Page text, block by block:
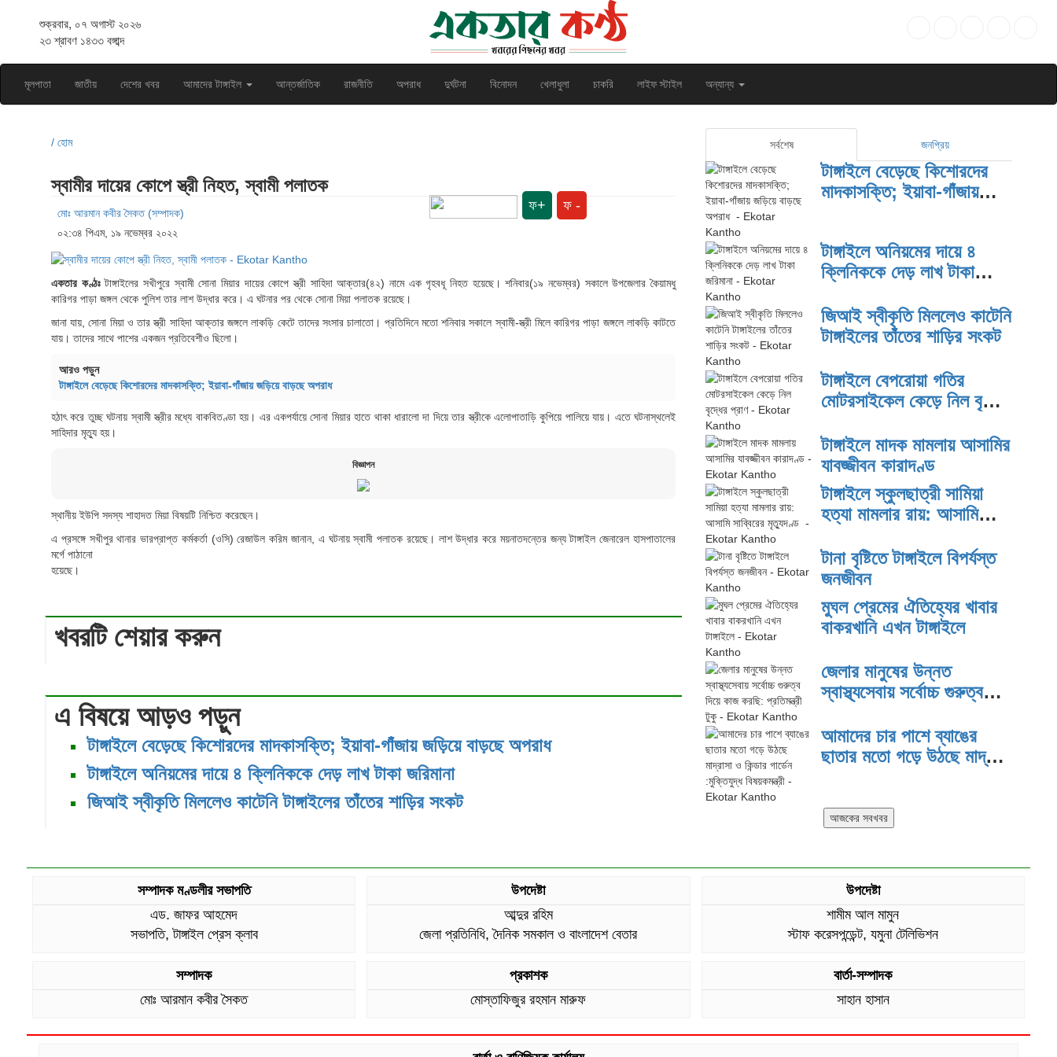
শুক্রবার, ০৭ অগাস্ট ২০২৬
২৩ শ্রাবণ ১৪৩৩ বঙ্গাব্দ
মূলপাতা জাতীয় দেশের খবর আমাদের টাঙ্গাইল আন্তর্জাতিক রাজনীতি অপরাধ দুর্ঘটনা বিনোদন খেলাধুলা চাকরি লাইফ স্টাইল অন্যান্য
/ হোম
স্বামীর দায়ের কোপে স্ত্রী নিহত, স্বামী পলাতক
মোঃ আরমান কবীর সৈকত (সম্পাদক)
০২:৩৪ পিএম, ১৯ নভেম্বর ২০২২
ফ+ ফ -
একতার কণ্ঠঃটাঙ্গাইলের সখীপুরে স্বামী সোনা মিয়ার দায়ের কোপে স্ত্রী সাহিদা আক্তার(৪২) নামে এক গৃহবধূ নিহত হয়েছে। শনিবার(১৯ নভেম্বর) সকালে উপজেলার কৈয়ামধু
কারিগর পাড়া জঙ্গল থেকে পুলিশ তার লাশ উদ্ধার করে। এ ঘটনার পর থেকে সোনা মিয়া পলাতক রয়েছে।
জানা যায়, সোনা মিয়া ও তার স্ত্রী সাহিদা আক্তার জঙ্গলে লাকড়ি কেটে তাদের সংসার চালাতো। প্রতিদিনে মতো শনিবার সকালে স্বামী-স্ত্রী মিলে কারিগর পাড়া জঙ্গলে লাকড়ি কাটতে
যায়। তাদের সাথে পাশের একজন প্রতিবেশীও ছিলো।
আরও পড়ুন
টাঙ্গাইলে বেড়েছে কিশোরদের মাদকাসক্তি; ইয়াবা-গাঁজায় জড়িয়ে বাড়ছে অপরাধ
হঠাৎ করে তুচ্ছ ঘটনায় স্বামী স্ত্রীর মধ্যে বাকবিতণ্ডা হয়। এর একপর্যায়ে সোনা মিয়ার হাতে থাকা ধারালো দা দিয়ে তার স্ত্রীকে এলোপাতাড়ি কুপিয়ে পালিয়ে যায়। এতে ঘটনাস্থলেই
সাহিদার মৃত্যু হয়।
বিজ্ঞাপন
স্থানীয় ইউপি সদস্য শাহাদত মিয়া বিষয়টি নিশ্চিত করেছেন।
এ প্রসঙ্গে সখীপুর থানার ভারপ্রাপ্ত কর্মকর্তা (ওসি) রেজাউল করিম জানান, এ ঘটনায় স্বামী পলাতক রয়েছে। লাশ উদ্ধার করে ময়নাতদন্তের জন্য টাঙ্গাইল জেনারেল হাসপাতালের
মর্গে পাঠানো
হয়েছে।
খবরটি শেয়ার করুন
এ বিষয়ে আড়ও পড়ুন
টাঙ্গাইলে বেড়েছে কিশোরদের মাদকাসক্তি; ইয়াবা-গাঁজায় জড়িয়ে বাড়ছে অপরাধ
টাঙ্গাইলে অনিয়মের দায়ে ৪ ক্লিনিককে দেড় লাখ টাকা জরিমানা
জিআই স্বীকৃতি মিললেও কাটেনি টাঙ্গাইলের তাঁতের শাড়ির সংকট
সর্বশেষ জনপ্রিয়
টাঙ্গাইলে বেড়েছে কিশোরদের
মাদকাসক্তি; ইয়াবা-গাঁজায়
টাঙ্গাইলে অনিয়মের দায়ে ৪
ক্লিনিককে দেড় লাখ টাকা
জিআই স্বীকৃতি মিললেও কাটেনি
টাঙ্গাইলের তাঁতের শাড়ির সংকট
টাঙ্গাইলে বেপরোয়া গতির
মোটরসাইকেল কেড়ে নিল বৃদ্ধের
টাঙ্গাইলে মাদক মামলায় আসামির
যাবজ্জীবন কারাদণ্ড
টাঙ্গাইলে স্কুলছাত্রী সামিয়া
হত্যা মামলার রায়: আসামি
টানা বৃষ্টিতে টাঙ্গাইলে বিপর্যস্ত
জনজীবন
মুঘল প্রেমের ঐতিহ্যের খাবার
বাকরখানি এখন টাঙ্গাইলে
জেলার মানুষের উন্নত
স্বাস্থ্যসেবায় সর্বোচ্চ গুরুত্ব
আমাদের চার পাশে ব্যাঙের
ছাতার মতো গড়ে উঠছে মাদ্রাসা
সম্পাদক মণ্ডলীর সভাপতি
এড. জাফর আহমেদ
সভাপতি, টাঙ্গাইল প্রেস ক্লাব
উপদেষ্টা
আব্দুর রহিম
জেলা প্রতিনিধি, দৈনিক সমকাল ও বাংলাদেশ বেতার
উপদেষ্টা
শামীম আল মামুন
স্টাফ করেসপন্ডেন্ট, যমুনা টেলিভিশন
সম্পাদক
মোঃ আরমান কবীর সৈকত
প্রকাশক
মোস্তাফিজুর রহমান মারুফ
বার্তা-সম্পাদক
সাহান হাসান